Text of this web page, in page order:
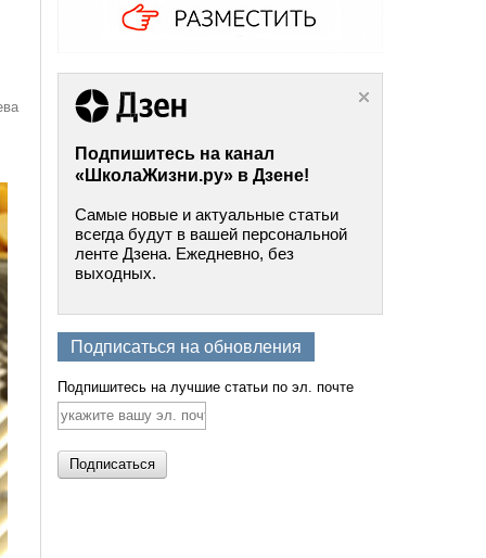
Подпишитесь на канал
«ШколаЖизни.ру» в Дзене!
Самые новые и актуальные статьи
всегда будут в вашей персональной
ленте Дзена. Ежедневно, без
выходных.
Подписаться на обновления
Подпишитесь на лучшие статьи по эл. почте